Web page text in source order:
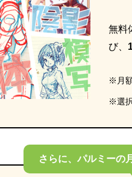
無料
び、
※月
※選
さらに、パルミーの